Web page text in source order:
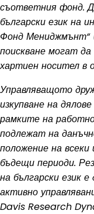
съответния фонд.
български език на
Фонд Мениджмънт“
поискване могат
хартиен носител в
Управляващото
изкупване на
рамките на
подлежат на
положение на
бъдещи периоди.
на български език
активно
Davis Research